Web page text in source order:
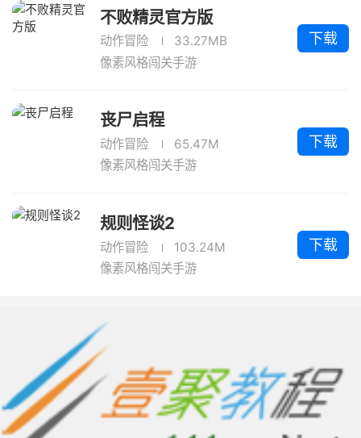
不败精灵官方版
动作冒险
33.27MB
像素风格闯关手游
下载
丧尸启程
动作冒险
65.47M
像素风格闯关手游
下载
规则怪谈2
动作冒险
103.24M
像素风格闯关手游
下载